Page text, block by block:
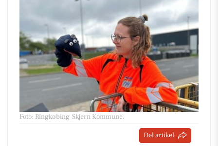
Foto: Ringkøbing-Skjern Kommune.
Del artikel